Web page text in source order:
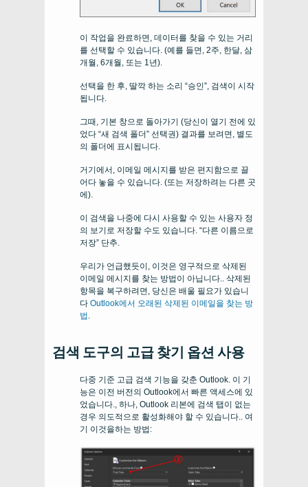
이 작업을 완료하면, 데이터를 찾을 수 있는 거리
를 선택할 수 있습니다. (예를 들면, 2주, 한달, 삼
개월, 6개월, 또는 1년).
선택을 한 후, 딸깍 하는 소리 “승인”, 검색이 시작
됩니다.
그때, 기본 창으로 돌아가기 (당신이 열기 전에 있
었다 “새 검색 폴더” 선택권) 결과를 보려면, 별도
의 폴더에 표시됩니다.
거기에서, 이메일 메시지를 받은 편지함으로 끌
어다 놓을 수 있습니다. (또는 저장하려는 다른 곳
에).
이 검색을 나중에 다시 사용할 수 있는 사용자 정
의 보기로 저장할 수도 있습니다. “다른 이름으로
저장” 단추.
우리가 언급했듯이, 이것은 영구적으로 삭제된
이메일 메시지를 찾는 방법이 아닙니다.. 삭제된
항목을 복구하려면, 당신은 배울 필요가 있습니
다 Outlook에서 오래된 삭제된 이메일을 찾는 방
법 .
검색 도구의 고급 찾기 옵션 사용
다중 기준 고급 검색 기능을 갖춘 Outlook. 이 기
능은 이전 버전의 Outlook에서 빠른 액세스에 있
었습니다., 하나, Outlook 리본에 검색 탭이 없는
경우 의도적으로 활성화해야 할 수 있습니다.. 여
기 이것을하는 방법: